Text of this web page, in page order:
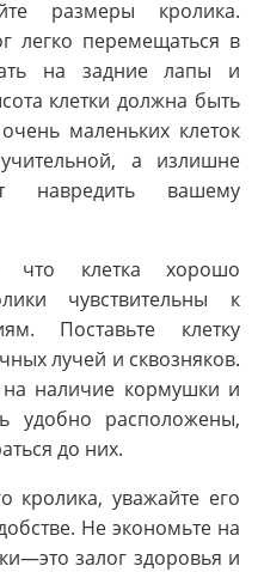
размеры кролика.
легко перемещаться в
на задние лапы и
клетки должна быть
маленьких клеток
а излишне
навредить вашему
что клетка хорошо
чувствительны к
Поставьте клетку
лучей и сквозняков.
наличие кормушки и
удобно расположены,
до них.
кролика, уважайте его
Не экономьте на
залог здоровья и